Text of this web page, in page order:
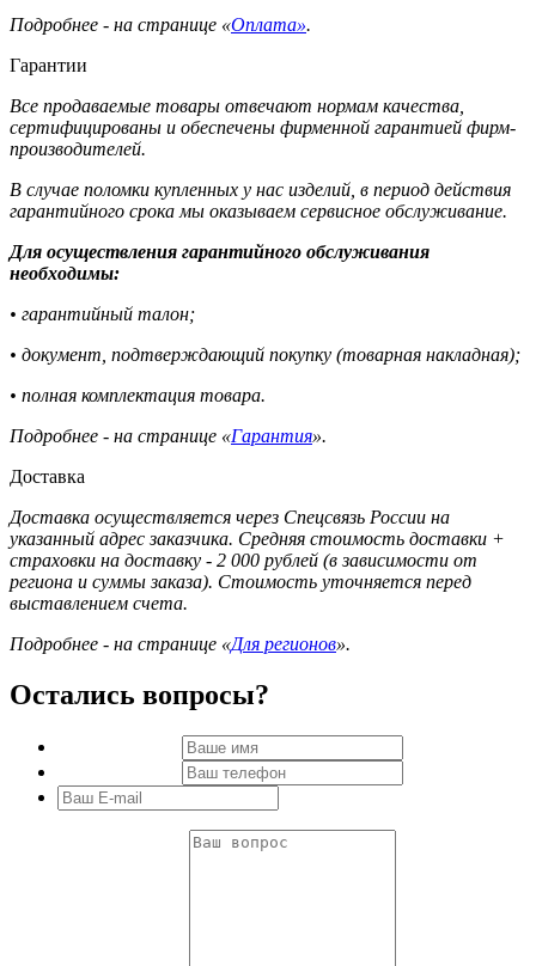
Подробнее - на странице «Оплата».
Гарантии
Все продаваемые товары отвечают нормам качества,
сертифицированы и обеспечены фирменной гарантией фирм-
производителей.
В случае поломки купленных у нас изделий, в период действия
гарантийного срока мы оказываем сервисное обслуживание.
Для осуществления гарантийного обслуживания
необходимы:
• гарантийный талон;
• документ, подтверждающий покупку (товарная накладная);
• полная комплектация товара.
Подробнее - на странице «Гарантия».
Доставка
Доставка осуществляется через Спецсвязь России на
указанный адрес заказчика. Средняя стоимость доставки +
страховки на доставку - 2 000 рублей (в зависимости от
региона и суммы заказа). Стоимость уточняется перед
выставлением счета.
Подробнее - на странице «Для регионов».
Остались вопросы?